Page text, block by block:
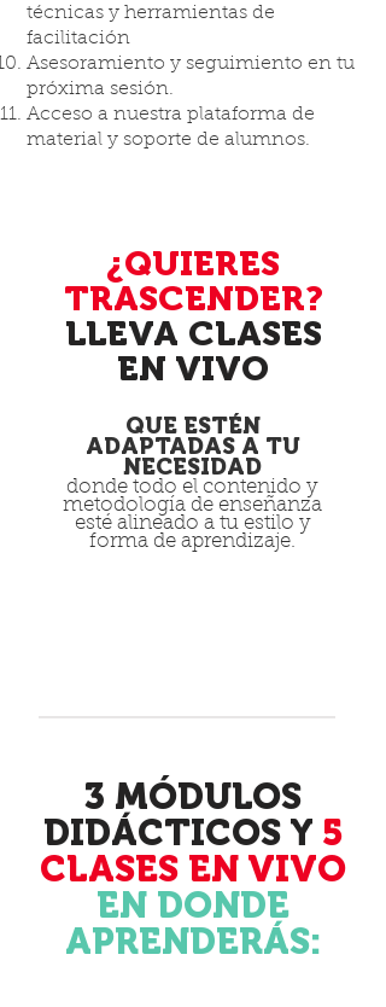
técnicas y herramientas de
facilitación
Asesoramiento y seguimiento en tu
próxima sesión.
Acceso a nuestra plataforma de
material y soporte de alumnos.
¿QUIERES
TRASCENDER?
LLEVA CLASES
EN VIVO
QUE ESTÉN
ADAPTADAS A TU
NECESIDAD
donde todo el contenido y
metodología de enseñanza
esté alineado a tu estilo y
forma de aprendizaje.
3 MÓDULOS
DIDÁCTICOS Y 5
CLASES EN VIVO
EN DONDE
APRENDERÁS: